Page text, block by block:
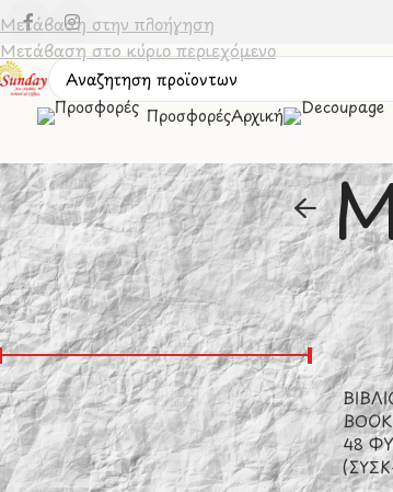
Μετάβαση στην πλοήγηση
Μετάβαση στο κύριο περιεχόμενο
ΠροσφορέςΑρχική
Φιλτράσισμα Βάσει Τιμής
Φιλτράρισμα
Τιμή:0 €—10 €
48